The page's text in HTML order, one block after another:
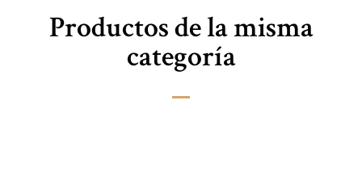
Productos de la misma
categoría